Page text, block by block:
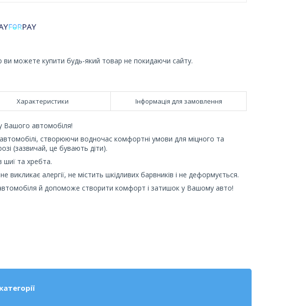
ви можете купити будь-який товар не покидаючи сайту.
Характеристики Інформація для замовлення
Вашого автомобіля!
створюючи водночас комфортні умови для міцного та
(зазвичай, це бувають діти).
шиї та хребта.
викликає алергії, не містить шкідливих барвників і не деформується.
й допоможе створити комфорт і затишок у Вашому авто!